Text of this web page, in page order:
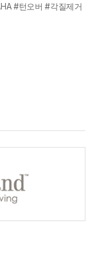
#턴오버 #각질제거